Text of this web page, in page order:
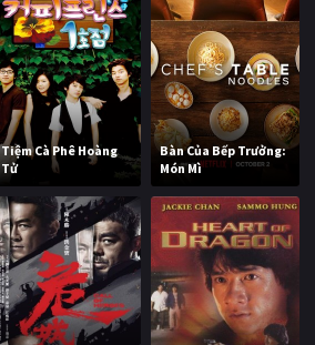
Tiệm Cà Phê Hoàng
Tử
Bàn Của Bếp Trưởng:
Món Mì